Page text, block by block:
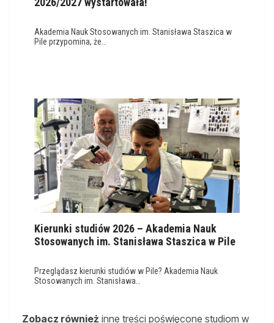
Akademia Nauk Stosowanych im. Stanisława Staszica w
Pile przypomina, że…
Kierunki studiów 2026 – Akademia Nauk
Stosowanych im. Stanisława Staszica w Pile
Przeglądasz kierunki studiów w Pile? Akademia Nauk
Stosowanych im. Stanisława…
Zobacz również inne treści poświęcone studiom w